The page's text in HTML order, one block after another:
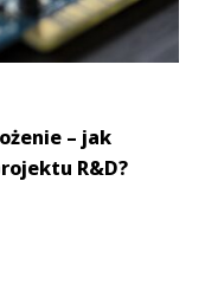
– jak
R&D?